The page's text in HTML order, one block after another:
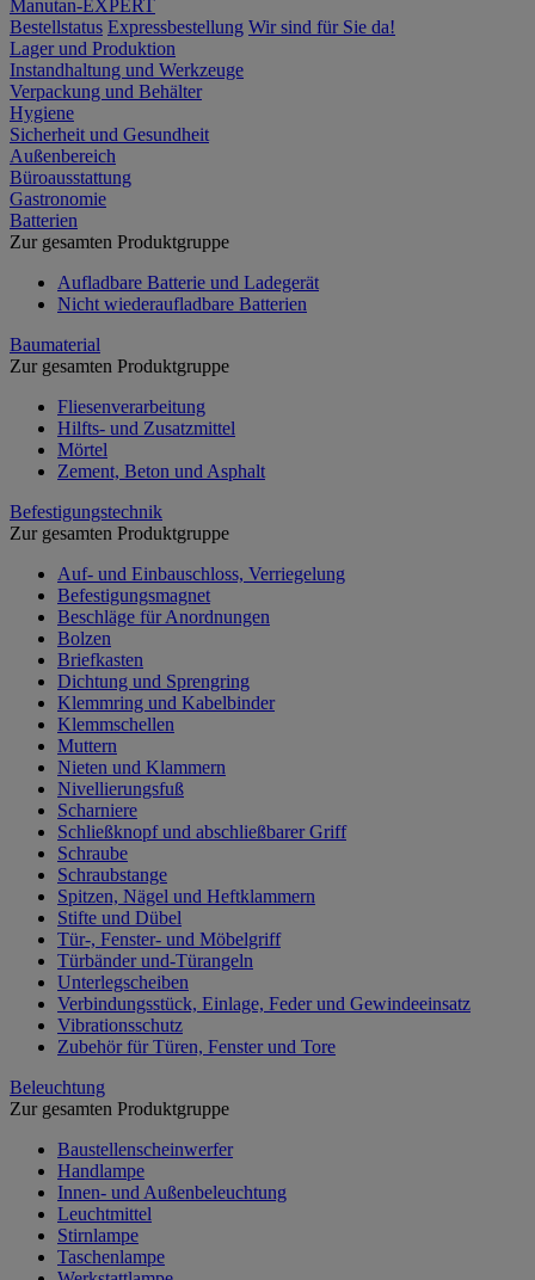
Manutan-EXPERT
Bestellstatus Expressbestellung Wir sind für Sie da!
Lager und Produktion
Instandhaltung und Werkzeuge
Verpackung und Behälter
Hygiene
Sicherheit und Gesundheit
Außenbereich
Büroausstattung
Gastronomie
Batterien
Zur gesamten Produktgruppe
Aufladbare Batterie und Ladegerät
Nicht wiederaufladbare Batterien
Baumaterial
Zur gesamten Produktgruppe
Fliesenverarbeitung
Hilfts- und Zusatzmittel
Mörtel
Zement, Beton und Asphalt
Befestigungstechnik
Zur gesamten Produktgruppe
Auf- und Einbauschloss, Verriegelung
Befestigungsmagnet
Beschläge für Anordnungen
Bolzen
Briefkasten
Dichtung und Sprengring
Klemmring und Kabelbinder
Klemmschellen
Muttern
Nieten und Klammern
Nivellierungsfuß
Scharniere
Schließknopf und abschließbarer Griff
Schraube
Schraubstange
Spitzen, Nägel und Heftklammern
Stifte und Dübel
Tür-, Fenster- und Möbelgriff
Türbänder und-Türangeln
Unterlegscheiben
Verbindungsstück, Einlage, Feder und Gewindeeinsatz
Vibrationsschutz
Zubehör für Türen, Fenster und Tore
Beleuchtung
Zur gesamten Produktgruppe
Baustellenscheinwerfer
Handlampe
Innen- und Außenbeleuchtung
Leuchtmittel
Stirnlampe
Taschenlampe